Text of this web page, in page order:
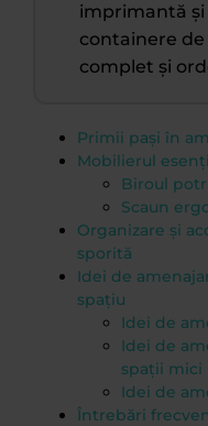
imprimantă
containere
complet și
Primii pași în
Mobilierul
Biroul
Scaun
Organizare și
sporită
Idei de
spațiu
Idei de
Idei de
spații mici
Idei de
Întrebări